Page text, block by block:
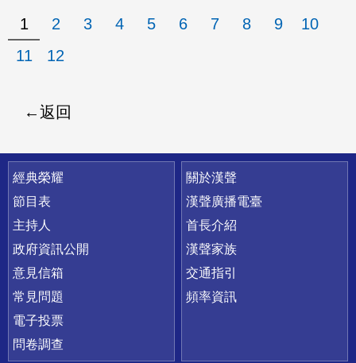
1 2 3 4 5 6 7 8 9
10
11
12
返回
快速連結
經典榮耀
節目表
主持人
政府資訊公開
意見信箱
常見問題
電子投票
問卷調查
關於漢聲
漢聲廣播電臺
首長介紹
漢聲家族
交通指引
頻率資訊